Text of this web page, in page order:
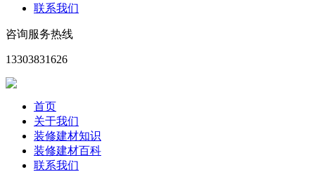
联系我们
咨询服务热线
13303831626
首页
关于我们
装修建材知识
装修建材百科
联系我们